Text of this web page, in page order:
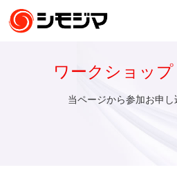
ワークショッ
当ページから参加お申し